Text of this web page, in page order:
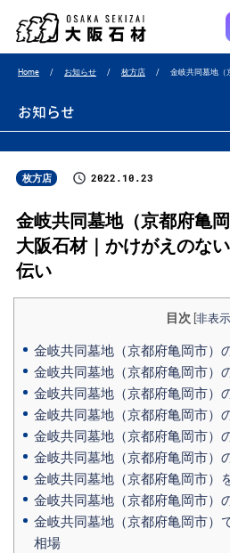
Home お知らせ 枚方店 金岐共同墓地（
お知らせ
枚方店 2022.10.23
金岐共同墓地（京都府亀
大阪石材｜かけがえのな
伝い
目次 非表示
金岐共同墓地（京都府亀岡市）
金岐共同墓地（京都府亀岡市）
金岐共同墓地（京都府亀岡市）
金岐共同墓地（京都府亀岡市）
金岐共同墓地（京都府亀岡市）
金岐共同墓地（京都府亀岡市）
金岐共同墓地（京都府亀岡市）
金岐共同墓地（京都府亀岡市）
金岐共同墓地（京都府亀岡市）
相場